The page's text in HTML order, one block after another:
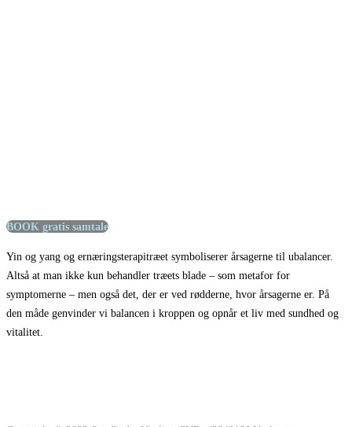
BOOK gratis samtale
Yin og yang og ernæringsterapitræet symboliserer årsagerne til ubalancer.
Altså at man ikke kun behandler træets blade – som metafor for
symptomerne – men også det, der er ved rødderne, hvor årsagerne er. På
den måde genvinder vi balancen i kroppen og opnår et liv med sundhed og
vitalitet.